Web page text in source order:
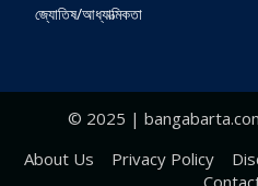
জ্যোতিষ/আধ্যাত্মিকতা
© 2025 |
About Us
Privacy Policy